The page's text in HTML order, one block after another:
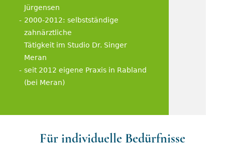
Jürgensen
2000-2012: selbstständige
zahnärztliche
Tätigkeit im Studio Dr. Singer
Meran
seit 2012 eigene Praxis in Rabland
(bei Meran)
Für individuelle Bedürfnisse